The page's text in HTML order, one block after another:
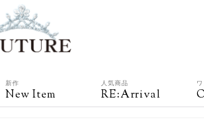
新作
New Item
人気商品
RE:Arrival